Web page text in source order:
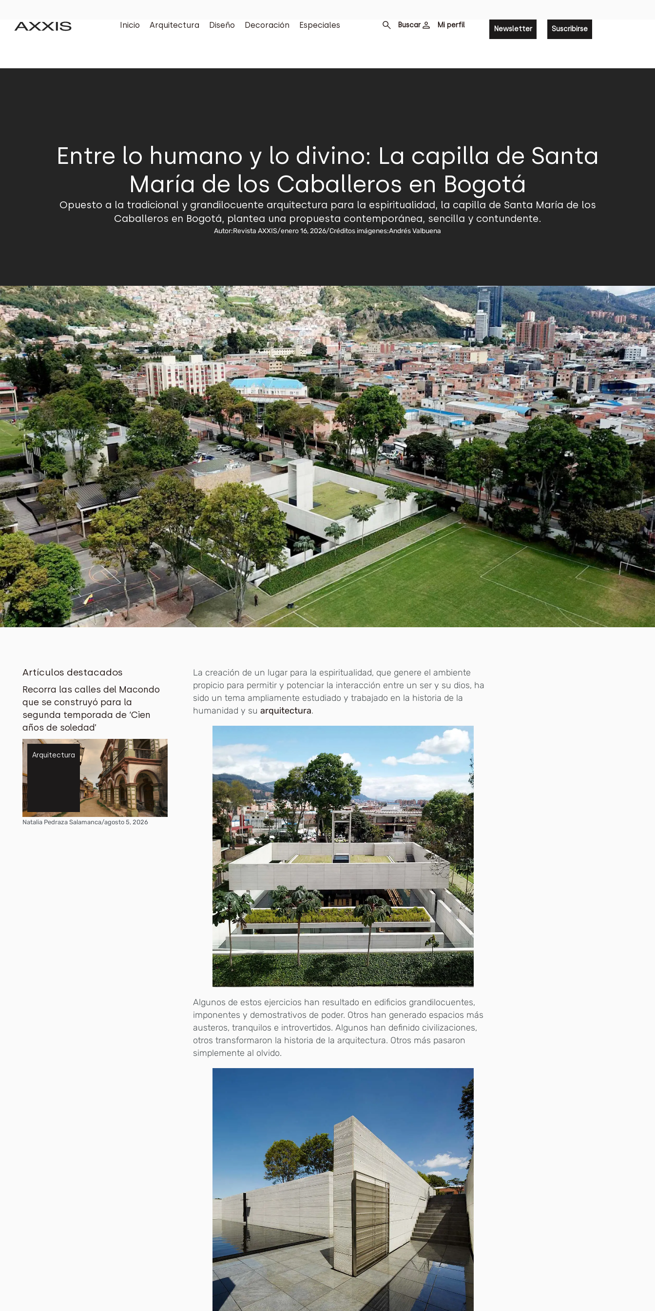
Inicio Arquitectura Diseño Decoración Especiales Buscar Mi perfil Newsletter Suscribirse
Entre lo humano y lo divino: La capilla de Santa
María de los Caballeros en Bogotá
Opuesto a la tradicional y grandilocuente arquitectura para la espiritualidad, la capilla de Santa María de los
Caballeros en Bogotá, plantea una propuesta contemporánea, sencilla y contundente.
Autor:Revista AXXIS/enero 16, 2026/Créditos imágenes:Andrés Valbuena
Artículos destacados
Recorra las calles del Macondo
que se construyó para la
segunda temporada de ‘Cien
años de soledad’
Arquitectura
Natalia Pedraza Salamanca/agosto 5, 2026
La creación de un lugar para la espiritualidad, que genere el ambiente
propicio para permitir y potenciar la interacción entre un ser y su dios, ha
sido un tema ampliamente estudiado y trabajado en la historia de la
humanidad y suarquitectura.
Algunos de estos ejercicios han resultado en edificios grandilocuentes,
imponentes y demostrativos de poder. Otros han generado espacios más
austeros, tranquilos e introvertidos. Algunos han definido civilizaciones,
otros transformaron la historia de la arquitectura. Otros más pasaron
simplemente al olvido.